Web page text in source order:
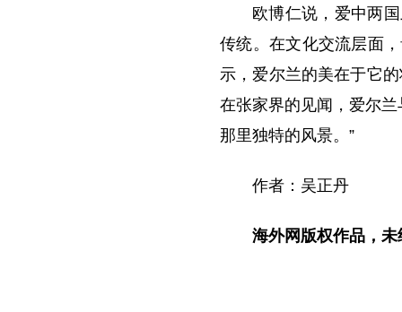
欧博仁说，爱中两
传统。在文化交流层面
示，爱尔兰的美在于它
在张家界的见闻，爱尔
那里独特的风景。”
作者：吴正丹
海外网版权作品，